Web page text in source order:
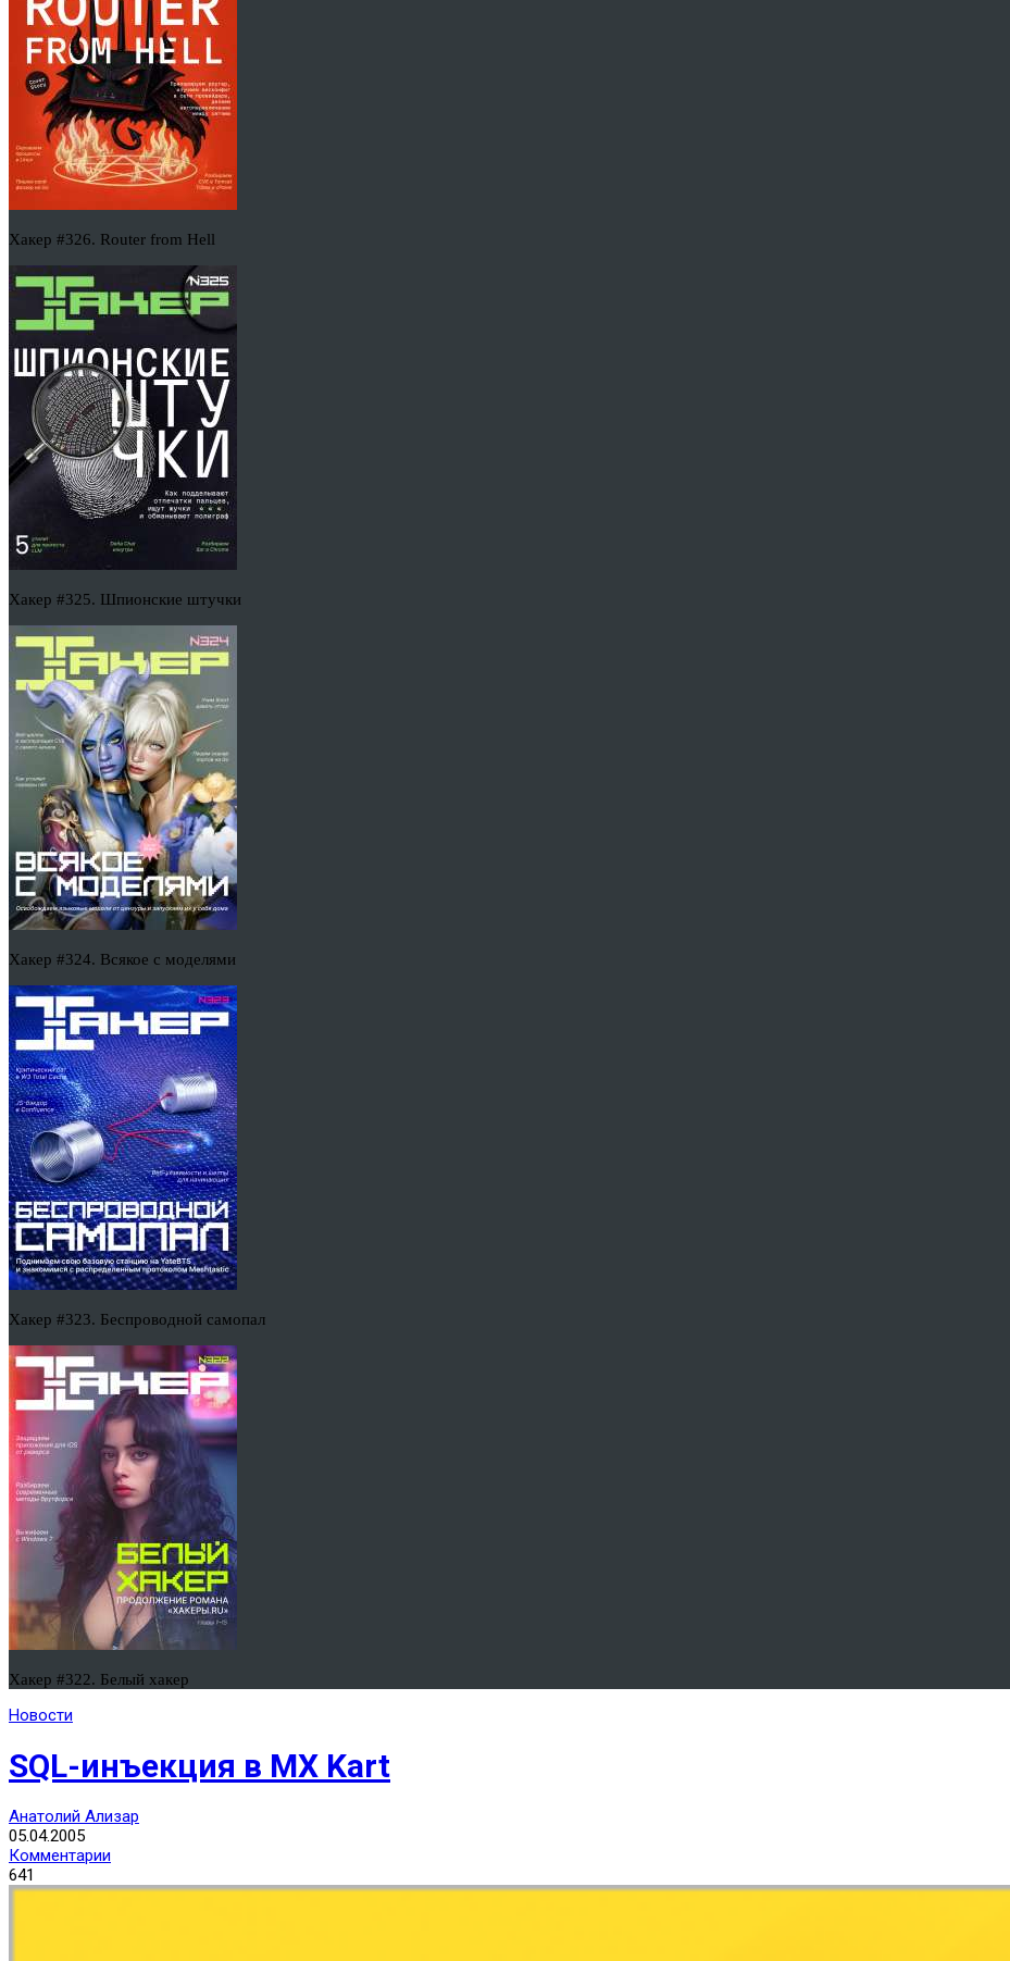
Хакер #326. Router from Hell
Хакер #325. Шпионские штучки
Хакер #324. Всякое с моделями
Хакер #323. Беспроводной самопал
Хакер #322. Белый хакер
Новости
SQL-инъекция в MX Kart
Анатолий Ализар
05.04.2005
Комментарии
641